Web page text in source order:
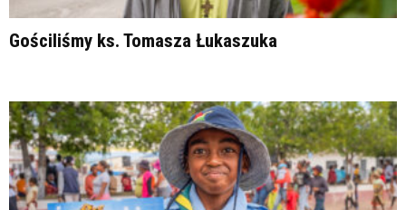
Gościliśmy ks. Tomasza Łukaszuka